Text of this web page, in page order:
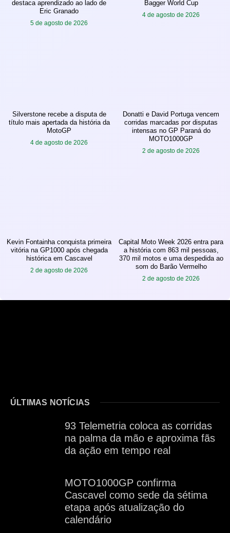
destaca aprendizado ao lado de
Eric Granado
5 de agosto de 2026
Bagger World Cup
4 de agosto de 2026
Silverstone recebe a disputa de
título mais apertada da história da
MotoGP
4 de agosto de 2026
Donatti e David Portuga vencem
corridas marcadas por disputas
intensas no GP Paraná do
MOTO1000GP
2 de agosto de 2026
Kevin Fontainha conquista primeira
vitória na GP1000 após chegada
histórica em Cascavel
2 de agosto de 2026
Capital Moto Week 2026 entra para
a história com 863 mil pessoas,
370 mil motos e uma despedida ao
som do Barão Vermelho
2 de agosto de 2026
ÚLTIMAS NOTÍCIAS
93 Telemetria coloca as corridas
na palma da mão e aproxima fãs
da ação em tempo real
MOTO1000GP confirma
Cascavel como sede da sétima
etapa após atualização do
calendário